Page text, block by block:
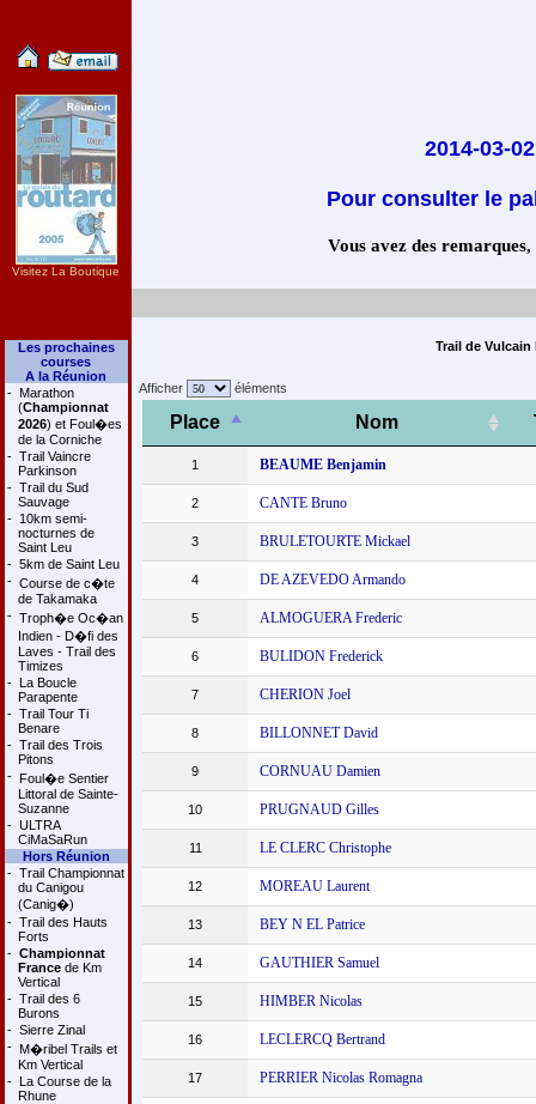
Visitez La Boutique
Les prochaines
courses
A la Réunion
- Marathon
(Championnat
2026) et Foul�es
de la Corniche
- Trail Vaincre
Parkinson
- Trail du Sud
Sauvage
- 10km semi-
nocturnes de
Saint Leu
- 5km de Saint Leu
- Course de c�te
de Takamaka
- Troph�e Oc�an
Indien - D�fi des
Laves - Trail des
Timizes
- La Boucle
Parapente
- Trail Tour Ti
Benare
- Trail des Trois
Pitons
- Foul�e Sentier
Littoral de Sainte-
Suzanne
- ULTRA
CiMaSaRun
Hors Réunion
- Trail Championnat
du Canigou
(Canig�)
- Trail des Hauts
Forts
- Championnat
Francede Km
Vertical
- Trail des 6
Burons
- Sierre Zinal
- M�ribel Trails et
Km Vertical
- La Course de la
Rhune
2014-03-
Pour consulter le
Vous avez des
Trail de Vulcain
Afficher éléments
Place Nom
1 BEAUME Benjamin
2 CANTE Bruno
3 BRULETOURTE Mickael
4 DE AZEVEDO Armando
5 ALMOGUERA Frederic
6 BULIDON Frederick
7 CHERION Joel
8 BILLONNET David
9 CORNUAU Damien
10 PRUGNAUD Gilles
11 LE CLERC Christophe
12 MOREAU Laurent
13 BEY N EL Patrice
14 GAUTHIER Samuel
15 HIMBER Nicolas
16 LECLERCQ Bertrand
17 PERRIER Nicolas Romagna